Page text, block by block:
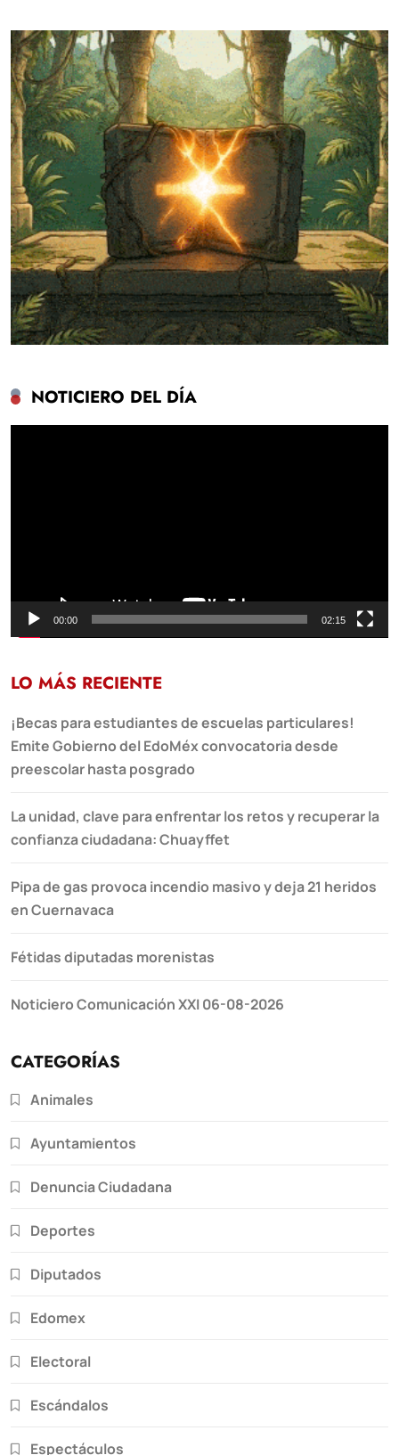
NOTICIERO DEL DÍA
00:00 02:15
LO MÁS RECIENTE
¡Becas para estudiantes de escuelas particulares!
Emite Gobierno del EdoMéx convocatoria desde
preescolar hasta posgrado
La unidad, clave para enfrentar los retos y recuperar la
confianza ciudadana: Chuayffet
Pipa de gas provoca incendio masivo y deja 21 heridos
en Cuernavaca
Fétidas diputadas morenistas
Noticiero Comunicación XXI 06-08-2026
CATEGORÍAS
Animales
Ayuntamientos
Denuncia Ciudadana
Deportes
Diputados
Edomex
Electoral
Escándalos
Espectáculos